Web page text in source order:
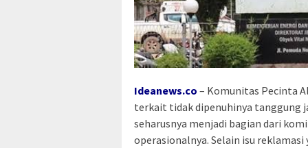
Ideanews.co – Komunitas Pecinta
terkait tidak dipenuhinya tanggung
seharusnya menjadi bagian dari
operasionalnya. Selain isu